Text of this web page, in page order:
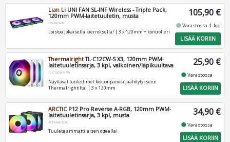
Lian Li UNI FAN SL-INF Wireless - Triple Pack,
120mm PWM-laitetuuletin, musta
12SLIN1W3B
Loistoa jokaisella kierroksella! | 3 x 120mm + kontrolleri
105,90 €
fiber_manual_recordVarastossa 1 kpl
LISÄÄ KORIIN
ThermalrightTL-C12CW-S X3, 120mm PWM-
laitetuuletinsarja, 3 kpl, valkoinen/läpikuultava
TL-C12CW-S-3W
Näyttävät tuulettimet kokoonpanosi jäähdytykseen
Thermalrightilta! | 3 x 120mm
25,90 €
fiber_manual_recordVarastossa
LISÄÄ KORIIN
ARCTICP12 Pro Reverse A-RGB, 120mm PWM-
laitetuuletinsarja, 3 kpl, musta
ACFAN00333A
Tuuleta ammattilaisen otteella!
34,90 €
fiber_manual_recordVarastossa
LISÄÄ KORIIN